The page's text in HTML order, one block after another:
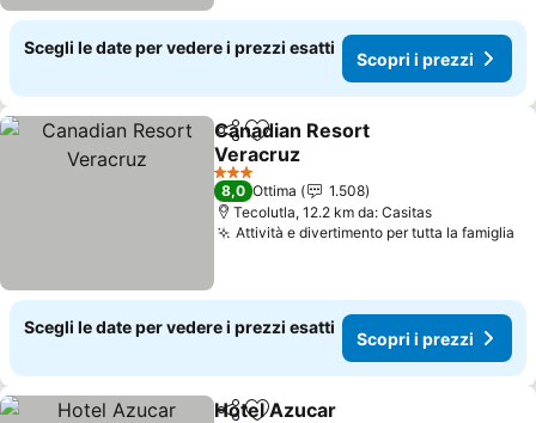
Scegli le date per vedere i prezzi esatti
Scopri i prezzi
CondividiAggiungi ai preferiti
Canadian Resort
Veracruz
Scopri i prezzi
3 Stelle
8,0 Ottima
1.508
Tecolutla, 12.2 km da: Casitas
Attività e divertimento per tutta la famiglia
Scegli le date per vedere i prezzi esatti
Scopri i prezzi
Hotel Azucar